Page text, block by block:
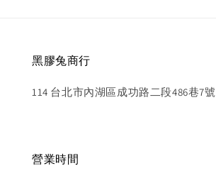
黑膠兔商行
114 台北市內湖區成功路二段486巷7號
營業時間